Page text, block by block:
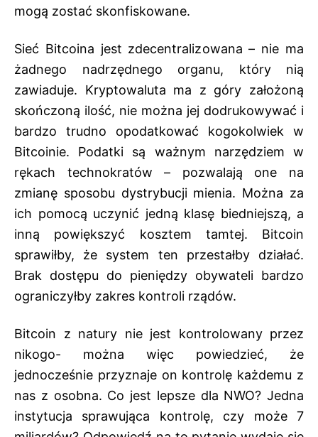
mogą zostać skonfiskowane.
Sieć Bitcoina jest zdecentralizowana – nie ma
żadnego nadrzędnego organu, który nią
zawiaduje. Kryptowaluta ma z góry założoną
skończoną ilość, nie można jej dodrukowywać i
bardzo trudno opodatkować kogokolwiek w
Bitcoinie. Podatki są ważnym narzędziem w
rękach technokratów – pozwalają one na
zmianę sposobu dystrybucji mienia. Można za
ich pomocą uczynić jedną klasę biedniejszą, a
inną powiększyć kosztem tamtej. Bitcoin
sprawiłby, że system ten przestałby działać.
Brak dostępu do pieniędzy obywateli bardzo
ograniczyłby zakres kontroli rządów.
Bitcoin z natury nie jest kontrolowany przez
nikogo- można więc powiedzieć, że
jednocześnie przyznaje on kontrolę każdemu z
nas z osobna. Co jest lepsze dla NWO? Jedna
instytucja sprawująca kontrolę, czy może 7